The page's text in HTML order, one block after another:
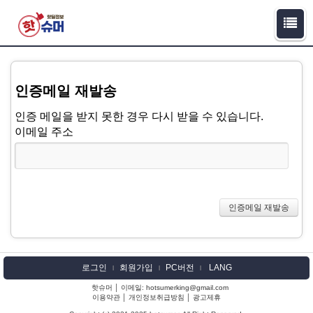
인증메일 재발송
인증 메일을 받지 못한 경우 다시 받을 수 있습니다.
이메일 주소
로그인 l 회원가입 l PC버전 l LANG
핫슈머 │ 이메일: hotsumerking@gmail.com
이용약관
개인정보취급방침 광고제휴